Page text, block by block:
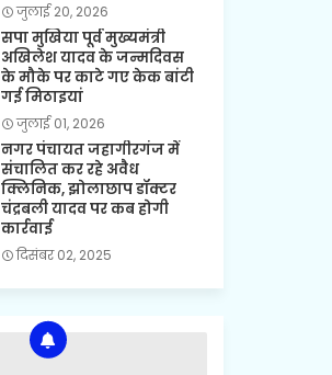
जुलाई 20, 2026
सपा मुखिया पूर्व मुख्यमंत्री
अखिलेश यादव के जन्मदिवस
के मौके पर काटे गए केक बांटी
गई मिठाइयां
जुलाई 01, 2026
नगर पंचायत जहागीरगंज में
संचालित कर रहे अवैध
क्लिनिक, झोलाछाप डॉक्टर
चंद्रबली यादव पर कब होगी
कार्रवाई
दिसंबर 02, 2025